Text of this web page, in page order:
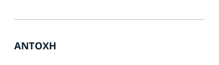
ΑΝΤΟΧΉ